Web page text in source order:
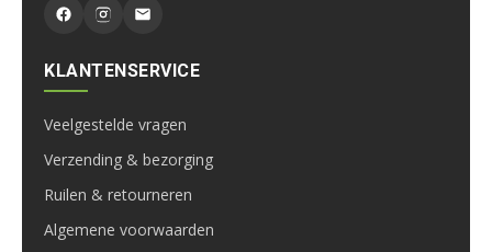
KLANTENSERVICE
Veelgestelde vragen
Verzending & bezorging
Ruilen & retourneren
Algemene voorwaarden